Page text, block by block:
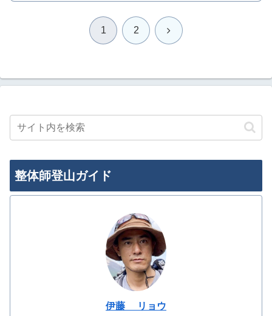
1 2 次
整体師登山ガイド
伊藤 リョウ